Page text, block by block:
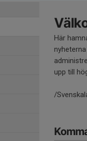
Här
upp till
/